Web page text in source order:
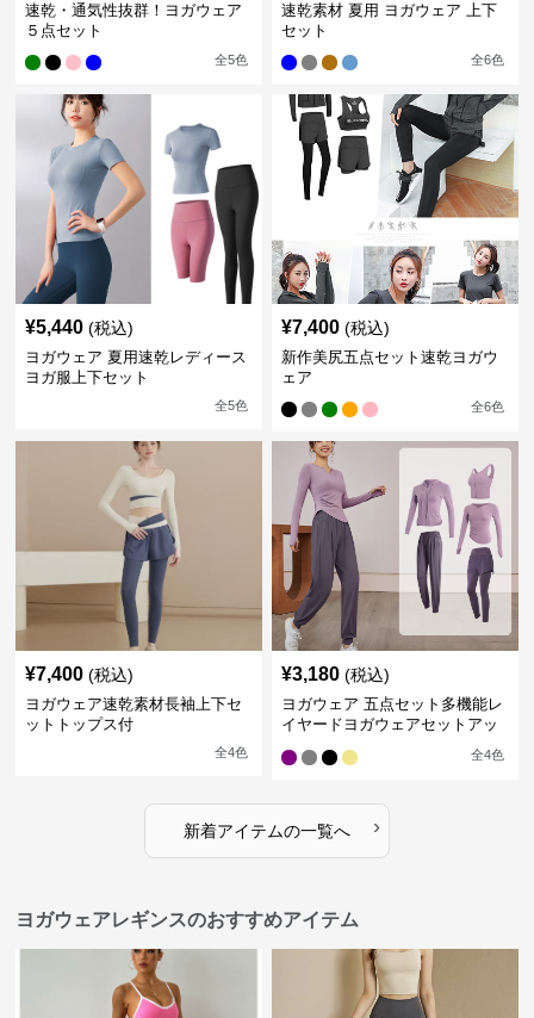
速乾・通気性抜群！ヨガウェア
５点セット
全5色
速乾素材 夏用 ヨガウェア 上下
セット
全6色
¥5,440 (税込)
ヨガウェア 夏用速乾レディース
ヨガ服上下セット
全5色
¥7,400 (税込)
新作美尻五点セット速乾ヨガウ
ェア
全6色
¥7,400 (税込)
ヨガウェア速乾素材長袖上下セ
ットトップス付
全4色
¥3,180 (税込)
ヨガウェア 五点セット多機能レ
イヤードヨガウェアセットアッ
全4色
新着アイテムの一覧へ ›
ヨガウェアレギンスのおすすめアイテム